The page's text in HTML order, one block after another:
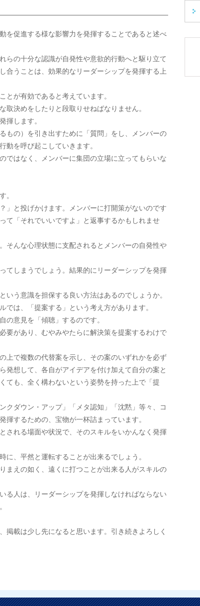
を促進する様な影響力を発揮することであると述べ
らの十分な認識が自発性や意欲的行動へと駆り立て
合うことは、効果的なリーダーシップを発揮する上
とが有効であると考えています。
決めをしたりと段取りせねばなりません。
揮します。
もの）を引き出すために「質問」をし、メンバーの
動を呼び起こしていきます。
ではなく、メンバーに集団の立場に立ってもらいな
。
」と投げかけます。メンバーに打開策がないのです
て「それでいいですよ」と返事するかもしれませ
そんな心理状態に支配されるとメンバーの自発性や
てしまうでしょう。結果的にリーダーシップを発揮
う意識を担保する良い方法はあるのでしょうか。
は、「提案する」という考え方があります。
の意見を「傾聴」するのです。
要があり、むやみやたらに解決策を提案するわけで
上で複数の代替案を示し、その案のいずれかを必ず
発想して、各自がアイデアを付け加えて自分の案と
ても、全く構わないという姿勢を持った上で「提
クダウン・アップ」「メタ認知」「沈黙」等々、コ
揮するための、宝物が一杯詰まっています。
される場面や状況で、そのスキルをいかんなく発揮
、平然と運転することが出来るでしょう。
まえの如く、遠くに打つことが出来る人がスキルの
る人は、リーダーシップを発揮しなければならない
載は少し先になると思います。引き続きよろしく